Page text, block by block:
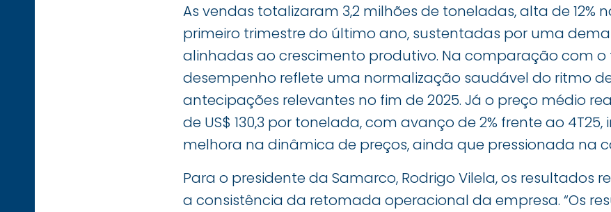
As vendas totalizaram 3,2 milhões de toneladas, alta de 12%
primeiro trimestre do último ano, sustentadas por uma
alinhadas ao crescimento produtivo. Na comparação com o
desempenho reflete uma normalização saudável do ritmo
antecipações relevantes no fim de 2025. Já o preço médio
de US$ 130,3 por tonelada, com avanço de 2% frente ao
melhora na dinâmica de preços, ainda que pressionada na
Para o presidente da Samarco, Rodrigo Vilela, os resultados
a consistência da retomada operacional da empresa. “Os